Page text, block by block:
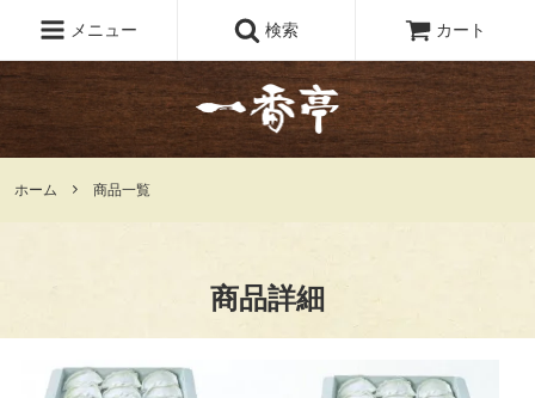
メニュー 検索 カート
ホーム 商品一覧
商品詳細